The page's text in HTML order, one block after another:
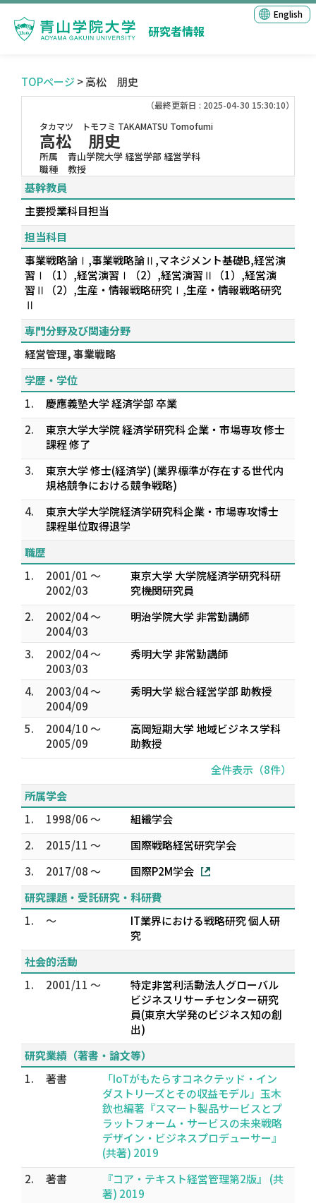
研究者情報
English
TOPページ > 高松 朋史
（最終更新日 : 2025-04-30 15:30:10）
タカマツ トモフミ TAKAMATSU Tomofumi
高松 朋史
所属
青山学院大学 経営学部 経営学科
職種
教授
基幹教員
主要授業科目担当
担当科目
事業戦略論Ⅰ,事業戦略論Ⅱ,マネジメント基礎B,経営演
習Ⅰ（1）,経営演習Ⅰ（2）,経営演習Ⅱ（1）,経営演
習Ⅱ（2）,生産・情報戦略研究Ⅰ,生産・情報戦略研究
Ⅱ
専門分野及び関連分野
経営管理, 事業戦略
学歴・学位
1.
慶應義塾大学 経済学部 卒業
2.
東京大学大学院 経済学研究科 企業・市場専攻 修士
課程 修了
3.
東京大学 修士(経済学) (業界標準が存在する世代内
規格競争における競争戦略)
4.
東京大学大学院経済学研究科企業・市場専攻博士
課程単位取得退学
職歴
1.
2001/01 ～
2002/03
東京大学 大学院経済学研究科研
究機関研究員
2.
2002/04 ～
2004/03
明治学院大学 非常勤講師
3.
2002/04 ～
2003/03
秀明大学 非常勤講師
4.
2003/04 ～
2004/09
秀明大学 総合経営学部 助教授
5.
2004/10 ～
2005/09
高岡短期大学 地域ビジネス学科
助教授
全件表示（8件）
所属学会
1.
1998/06 ～
組織学会
2.
2015/11 ～
国際戦略経営研究学会
3.
2017/08 ～
国際P2M学会
研究課題・受託研究・科研費
1.
～
IT業界における戦略研究 個人研
究
社会的活動
1.
2001/11 ～
特定非営利活動法人グローバル
ビジネスリサーチセンター研究
員(東京大学発のビジネス知の創
出)
研究業績（著書・論文等）
1.
著書
「IoTがもたらすコネクテッド・イン
ダストリーズとその収益モデル」玉木
欽也編著『スマート製品サービスとプ
ラットフォーム・サービスの未来戦略
デザイン・ビジネスプロデューサー』
(共著) 2019
2.
著書
『コア・テキスト経営管理第2版』 (共
著) 2019